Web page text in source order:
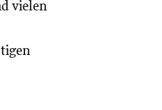
vielen